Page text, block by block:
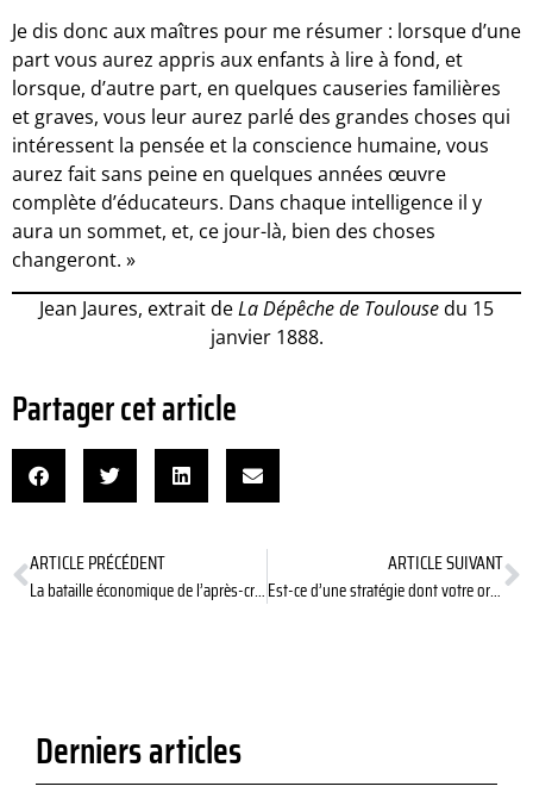
Je dis donc aux maîtres pour me résumer : lorsque d’une
part vous aurez appris aux enfants à lire à fond, et
lorsque, d’autre part, en quelques causeries familières
et graves, vous leur aurez parlé des grandes choses qui
intéressent la pensée et la conscience humaine, vous
aurez fait sans peine en quelques années œuvre
complète d’éducateurs. Dans chaque intelligence il y
aura un sommet, et, ce jour-là, bien des choses
changeront. »
Jean Jaures, extrait deLa Dépêche de Toulousedu 15
janvier 1888.
Partager cet article
ARTICLE PRÉCÉDENT
La bataille économique de l’après-crise sanitaire est déjà lancée
ARTICLE SUIVANT
Est-ce d’une stratégie dont votre organisation a besoin?
Derniers articles